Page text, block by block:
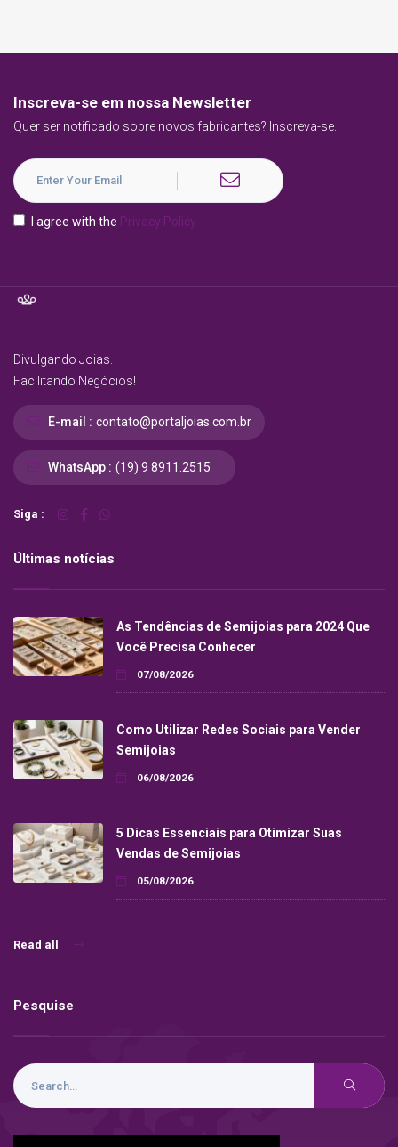
Inscreva-se em nossa Newsletter
Quer ser notificado sobre novos fabricantes? Inscreva-se.
I agree with the Privacy Policy
Divulgando Joias.
Facilitando Negócios!
E-mail : contato@portaljoias.com.br
WhatsApp : (19) 9 8911.2515
Siga :
Últimas notícias
As Tendências de Semijoias para 2024 Que
Você Precisa Conhecer
07/08/2026
Como Utilizar Redes Sociais para Vender
Semijoias
06/08/2026
5 Dicas Essenciais para Otimizar Suas
Vendas de Semijoias
05/08/2026
Read all
Pesquise